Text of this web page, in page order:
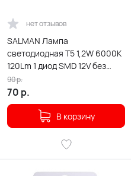
нет отзывов
SALMAN Лампа
светодиодная T5 1,2W 6000K
120Lm 1 диод SMD 12V без
цоколя белый 1шт
70 р.
90р.
В корзину